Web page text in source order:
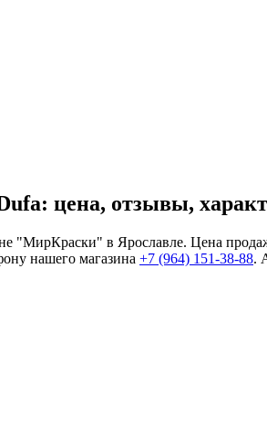
цена, отзывы,
"МирКраски" в Ярославле. Цена
нашего магазина +7 (964) 151-38-88.